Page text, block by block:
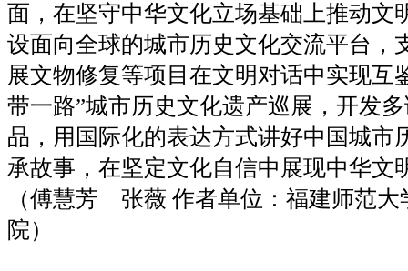
面，在坚守中华文化立场基础上推动文
设面向全球的城市历史文化交流平台，
展文物修复等项目在文明对话中实现互
带一路”城市历史文化遗产巡展，开发
品，用国际化的表达方式讲好中国城市
承故事，在坚定文化自信中展现中华文
（傅慧芳 张薇 作者单位：福建师范大
院）